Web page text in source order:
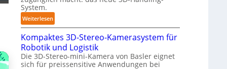
r
l
a
g
e
r
f
a
t
i
i
e
r
System.
Weiterlesen:
3
D
-
H
a
Kompaktes 3D-Stereo-Kamerasystem für
Robotik und Logistik
Die 3D-Stereo-mini-Kamera von Basler eignet
sich für preissensitive Anwendungen bei